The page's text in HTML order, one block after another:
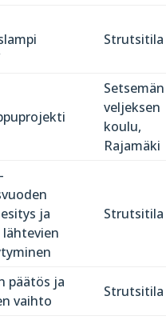
Strutsitila
Setsemän
veljeksen
koulu,
Rajamäki
ja
lähtevien
Strutsitila
päätös ja
vaihto
Strutsitila